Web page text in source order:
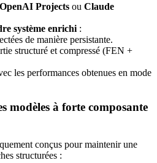
OpenAI Projects ou Claude
système enrichi :
de manière persistante.
structuré et compressé (FEN +
les performances obtenues en mode
modèles à forte composante
conçus pour maintenir une
structurées :